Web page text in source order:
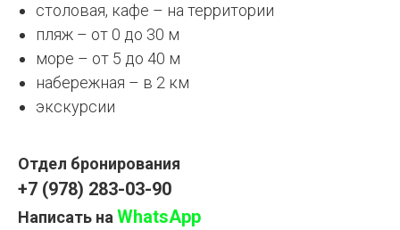
столовая, кафе – на территории
пляж – от 0 до 30 м
море – от 5 до 40 м
набережная – в 2 км
экскурсии
Отдел бронирования
+7 (978) 283-03-90
Написать на WhatsApp